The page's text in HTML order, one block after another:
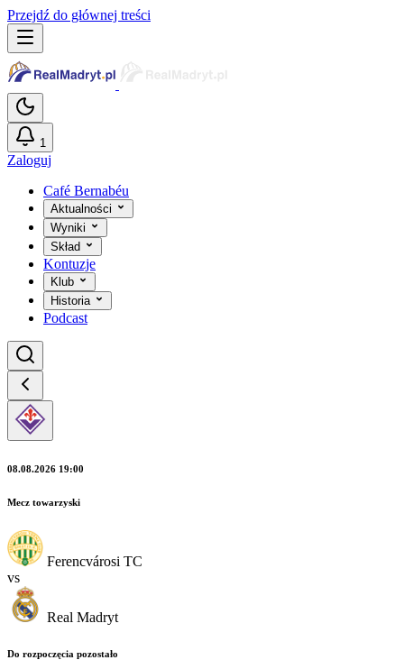
Przejdź do głównej treści
1
Zaloguj
Café Bernabéu
Aktualności
Wyniki
Skład
Kontuzje
Klub
Historia
Podcast
08.08.2026 19:00
Mecz towarzyski
Ferencvárosi TC
vs
Real Madryt
Do rozpoczęcia pozostało